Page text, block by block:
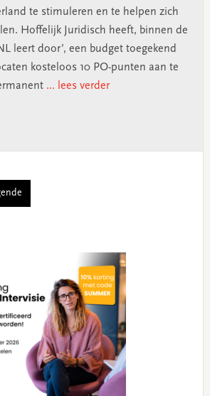
te stimuleren en te helpen zich
Hoffelijk Juridisch heeft, binnen de
leert door’, een budget toegekend
kosteloos 10 PO-punten aan te
... lees verder